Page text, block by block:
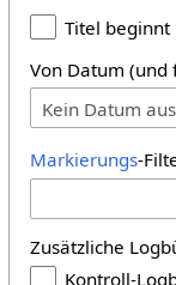
Titel
Von Datum (und
Kein Datum
Markierungs-
Zusätzliche
Kontroll-